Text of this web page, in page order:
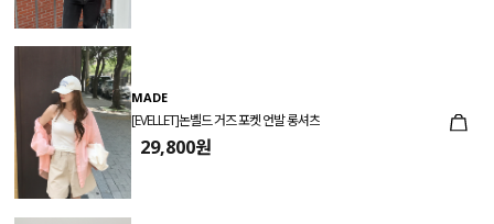
MADE
[EVELLET]논벨드 거즈 포켓 언발 롱셔츠
29,800원